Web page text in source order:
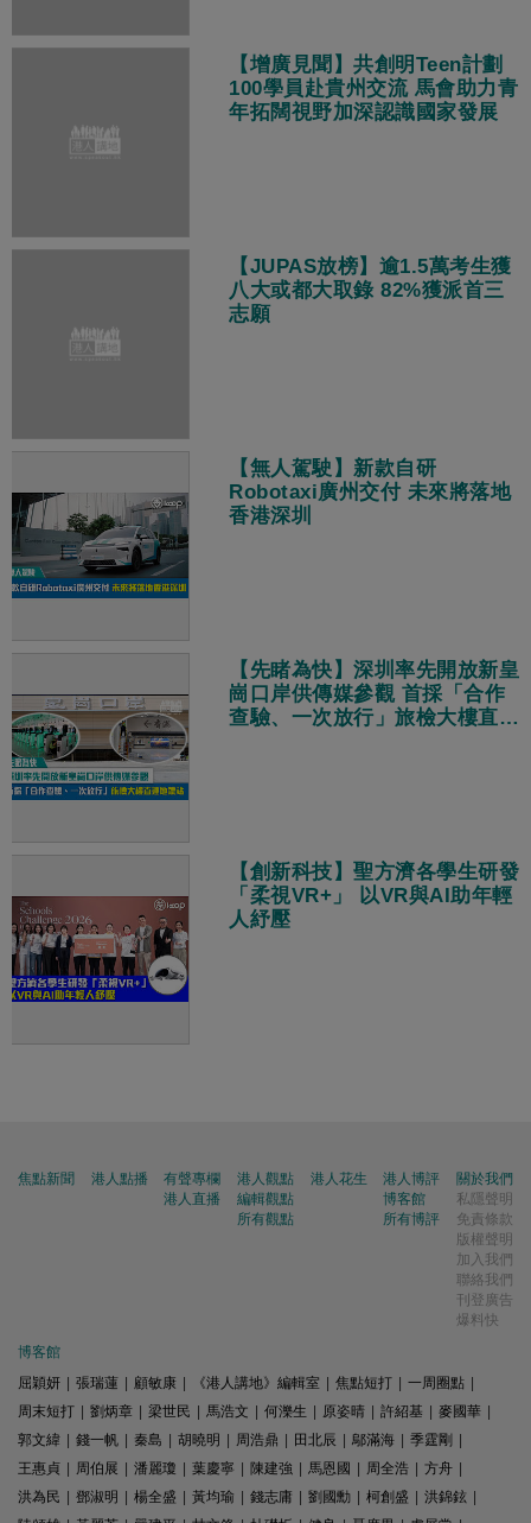
【增廣見聞】共創明Teen計劃
100學員赴貴州交流 馬會助力青
年拓闊視野加深認識國家發展
【JUPAS放榜】逾1.5萬考生獲
八大或都大取錄 82%獲派首三
志願
【無人駕駛】新款自研
Robotaxi廣州交付 未來將落地
香港深圳
【先睹為快】深圳率先開放新皇
崗口岸供傳媒參觀 首採「合作
查驗、一次放行」旅檢大樓直連
【創新科技】聖方濟各學生研發
「柔視VR+」 以VR與AI助年輕
人紓壓
焦點新聞 港人點播
有聲專欄
港人直播
港人觀點
編輯觀點
所有觀點
港人花生
港人博評
博客館
所有博評
關於我們
私隱聲明
免責條款
版權聲明
加入我們
聯絡我們
刊登廣告
爆料快
博客館
屈穎妍
張瑞蓮 顧敏康 《港人講地》編輯室 焦點短打 一周圈點
周末短打
劉炳章 梁世民 馬浩文 何濼生 原姿晴 許紹基 麥國華
郭文緯
錢一帆 秦島 胡曉明 周浩鼎 田北辰 鄔滿海 季霆剛
王惠貞
周伯展 潘麗瓊 葉慶寧 陳建強 馬恩國 周全浩 方舟
洪為民
鄧淑明 楊全盛 黃均瑜 錢志庸 劉國勳 柯創盛 洪錦鉉